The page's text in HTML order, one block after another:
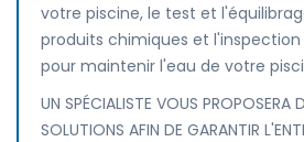
votre piscine, le test et
produits chimiques et
pour maintenir l'eau de votre
UN SPÉCIALISTE VOUS PROPOSERA
SOLUTIONS AFIN DE GARANTIR